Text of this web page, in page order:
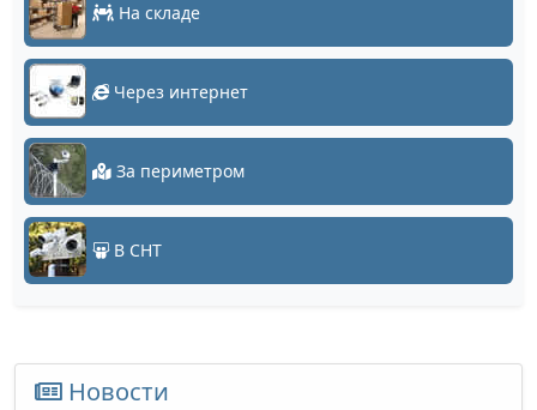
На складе
Через интернет
За периметром
В СНТ
Новости